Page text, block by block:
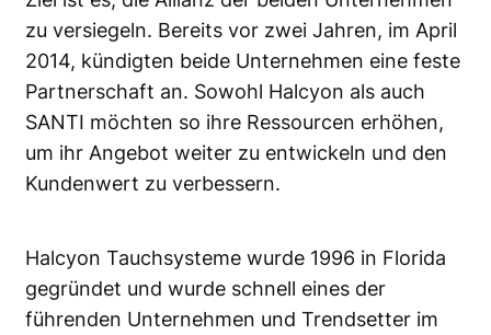
zu versiegeln. Bereits vor zwei Jahren, im April
2014, kündigten beide Unternehmen eine feste
Partnerschaft an. Sowohl Halcyon als auch
SANTI möchten so ihre Ressourcen erhöhen,
um ihr Angebot weiter zu entwickeln und den
Kundenwert zu verbessern.
Halcyon Tauchsysteme wurde 1996 in Florida
gegründet und wurde schnell eines der
führenden Unternehmen und Trendsetter im